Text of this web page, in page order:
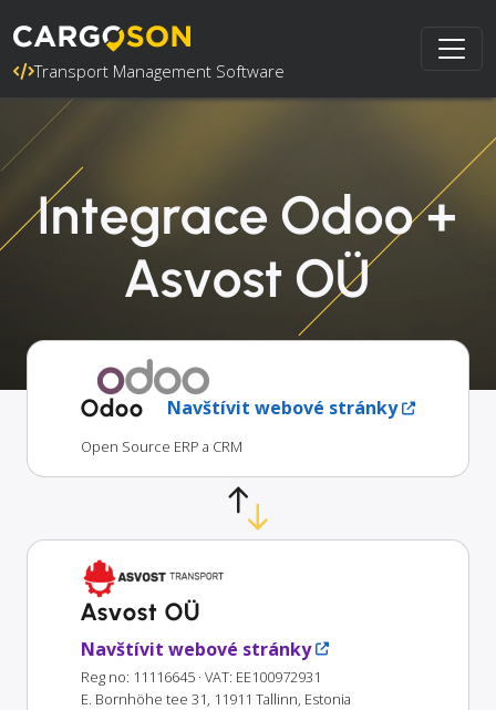
Transport Management Software
Integrace Odoo +
Asvost OÜ
Odoo Navštívit webové stránky
Open Source ERP a CRM
Asvost OÜ
Navštívit webové stránky
Reg no: 11116645 · VAT: EE100972931
E. Bornhöhe tee 31, 11911 Tallinn, Estonia